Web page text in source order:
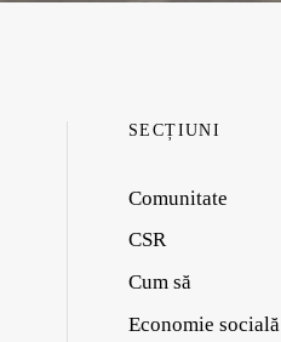
SECȚIUNI
Comunitate
CSR
Cum să
Economie socială